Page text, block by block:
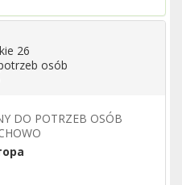
26
osób
DO POTRZEB OSÓB